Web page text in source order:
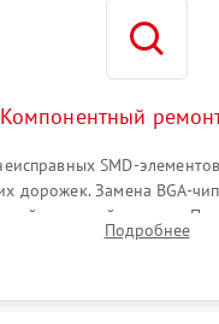
SMD-
дорожек. Замена BGA-
паяльной станции.
или заменаПодробнее